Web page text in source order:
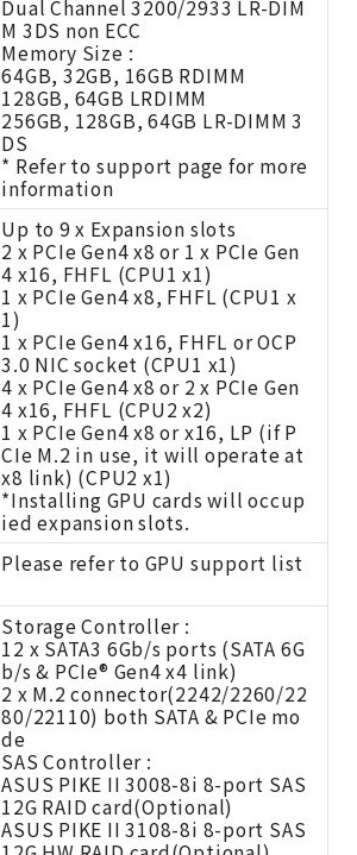
Dual Channel 3200/2933 LR-DIM
M 3DS non ECC
Memory Size :
64GB, 32GB, 16GB RDIMM
128GB, 64GB LRDIMM
256GB, 128GB, 64GB LR-DIMM 3
DS
* Refer to support page for more
information
Up to 9 x Expansion slots
2 x PCIe Gen4 x8 or 1 x PCIe Gen
4 x16, FHFL (CPU1 x1)
1 x PCIe Gen4 x8, FHFL (CPU1 x
1)
1 x PCIe Gen4 x16, FHFL or OCP
3.0 NIC socket (CPU1 x1)
4 x PCIe Gen4 x8 or 2 x PCIe Gen
4 x16, FHFL (CPU2 x2)
1 x PCIe Gen4 x8 or x16, LP (if P
CIe M.2 in use, it will operate at
x8 link) (CPU2 x1)
*Installing GPU cards will occup
ied expansion slots.
Please refer to GPU support list
Storage Controller :
12 x SATA3 6Gb/s ports (SATA 6G
b/s & PCIe® Gen4 x4 link)
2 x M.2 connector(2242/2260/22
80/22110) both SATA & PCIe mo
de
SAS Controller :
ASUS PIKE II 3008-8i 8-port SAS
12G RAID card(Optional)
ASUS PIKE II 3108-8i 8-port SAS